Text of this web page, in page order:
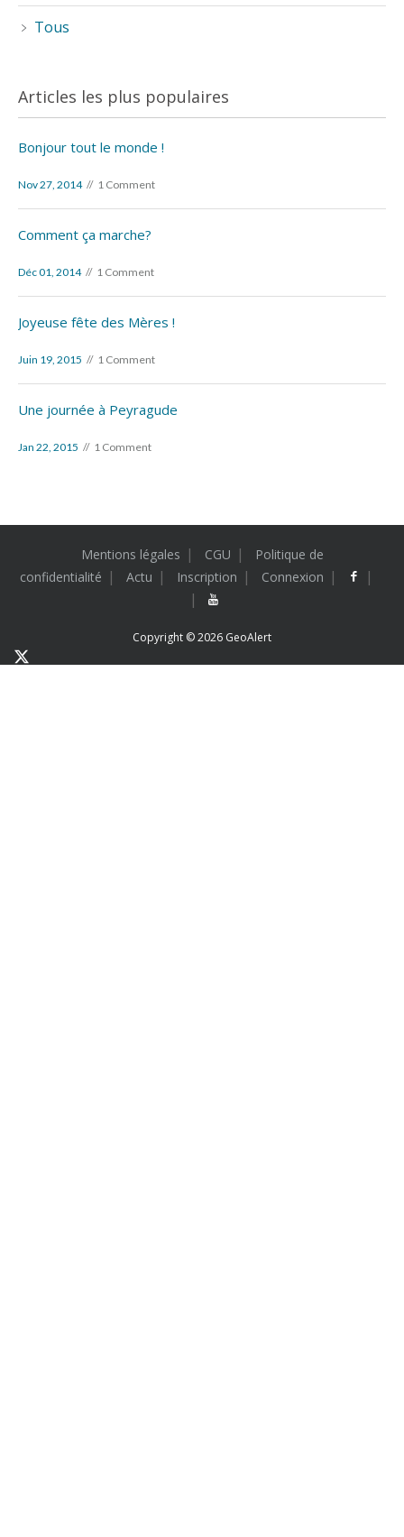
Tous
Articles les plus populaires
Bonjour tout le monde !
Nov 27, 2014 1 Comment
Comment ça marche?
Déc 01, 2014 1 Comment
Joyeuse fête des Mères !
Juin 19, 2015 1 Comment
Une journée à Peyragude
Jan 22, 2015 1 Comment
Mentions légales CGU
Politique de
confidentialité
Actu Inscription Connexion
Copyright © 2026 GeoAlert